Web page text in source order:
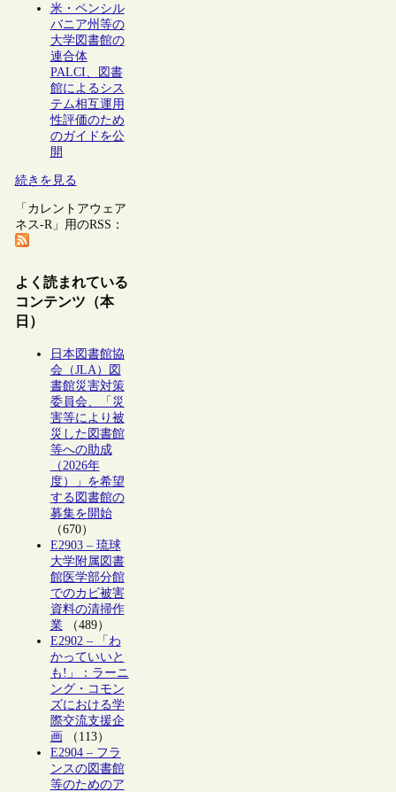
米・ペンシル
バニア州等の
大学図書館の
連合体
PALCI、図書
館によるシス
テム相互運用
性評価のため
のガイドを公
開
続きを見る
「カレントアウェア
ネス-R」用のRSS：
よく読まれている
コンテンツ（本
日）
日本図書館協
会（JLA）図
書館災害対策
委員会、「災
害等により被
災した図書館
等への助成
（2026年
度）」を希望
する図書館の
募集を開始
（670）
E2903 – 琉球
大学附属図書
館医学部分館
でのカビ被害
資料の清掃作
業（489）
E2902 – 「わ
かっていいと
も!」：ラーニ
ング・コモン
ズにおける学
際交流支援企
画（113）
E2904 – フラ
ンスの図書館
等のためのア